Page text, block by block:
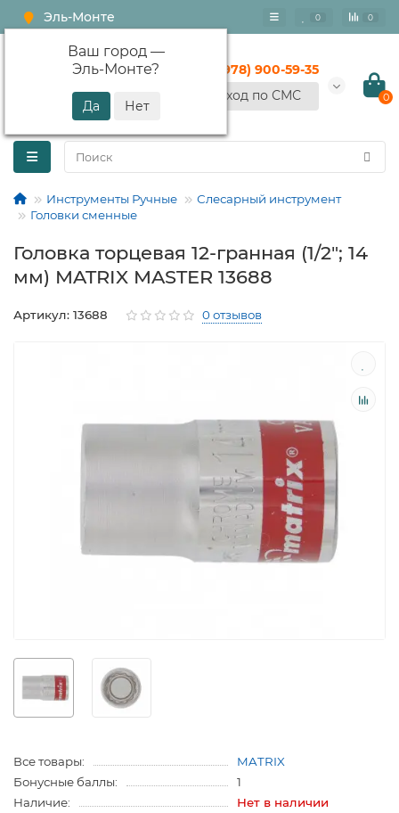
Эль-Монте
Ваш город —
Эль-Монте?
0 0
+7 (978) 900-59-35
Вход по СМС
0
Инструменты Ручные
Слесарный инструмент
Головки сменные
Головка торцевая 12-гранная (1/2"; 14
мм) MATRIX MASTER 13688
Артикул: 13688 0 отзывов
Все товары:
MATRIX
Бонусные баллы:
1
Наличие:
Нет в наличии